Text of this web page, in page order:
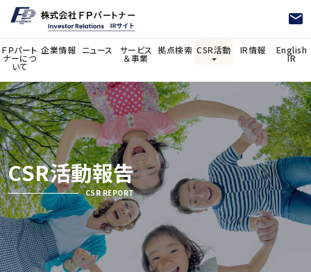
ＦＰパート
ナーにつ
いて
企業情報 ニュース サービス
＆事業
拠点検索 CSR活動
詳しく見る
CSR活動報告
IR情報 English
IR
CSR活動報告
CSR REPORT